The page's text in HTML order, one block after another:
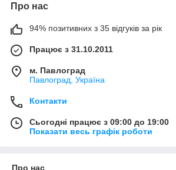
Про нас
94% позитивних з 35 відгуків за рік
Працює з 31.10.2011
м. Павлоград
Павлоград, Україна
Контакти
Сьогодні працює з 09:00 до 19:00
Показати весь графік роботи
Про нас